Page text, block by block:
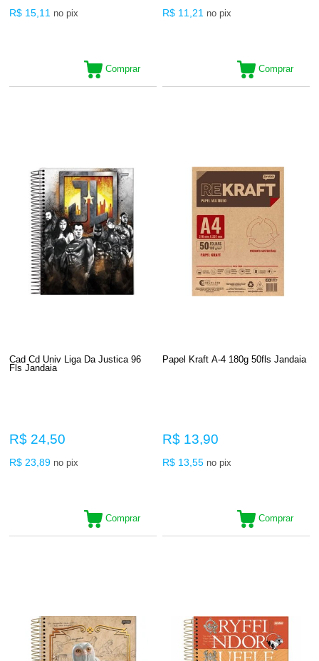
R$ 15,11 no pix
Comprar
R$ 11,21 no pix
Comprar
Cad Cd Univ Liga Da Justica 96
Fls Jandaia
R$ 24,50
R$ 23,89 no pix
Comprar
Papel Kraft A-4 180g 50fls Jandaia
R$ 13,90
R$ 13,55 no pix
Comprar